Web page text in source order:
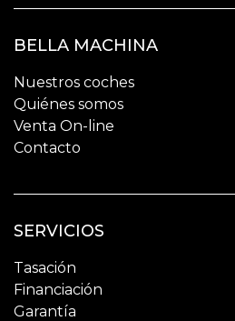
BELLA MACHINA
Nuestros coches
Quiénes somos
Venta On-line
Contacto
SERVICIOS
Tasación
Financiación
Garantía